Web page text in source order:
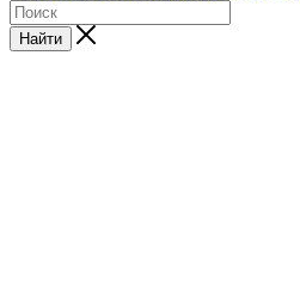
Найти